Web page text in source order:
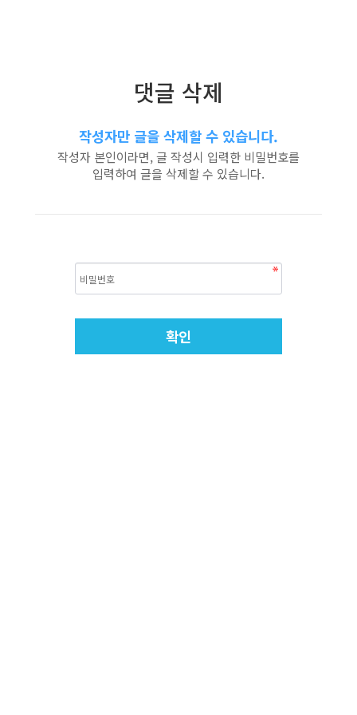
댓글 삭제
작성자만 글을 삭제할 수 있습니다.
작성자 본인이라면, 글 작성시 입력한 비밀번호를
입력하여 글을 삭제할 수 있습니다.